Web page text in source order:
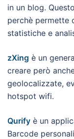
in un blog.
perchè permette
statistiche e
zXing è un
creare però
geolocalizzate,
hotspot wifi.
Qurify è un
Barcode